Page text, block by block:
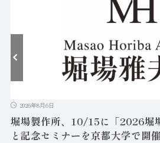
2026年8月6日
堀場製作所、10/15に「2026堀
と記念セミナーを京都大学で開催